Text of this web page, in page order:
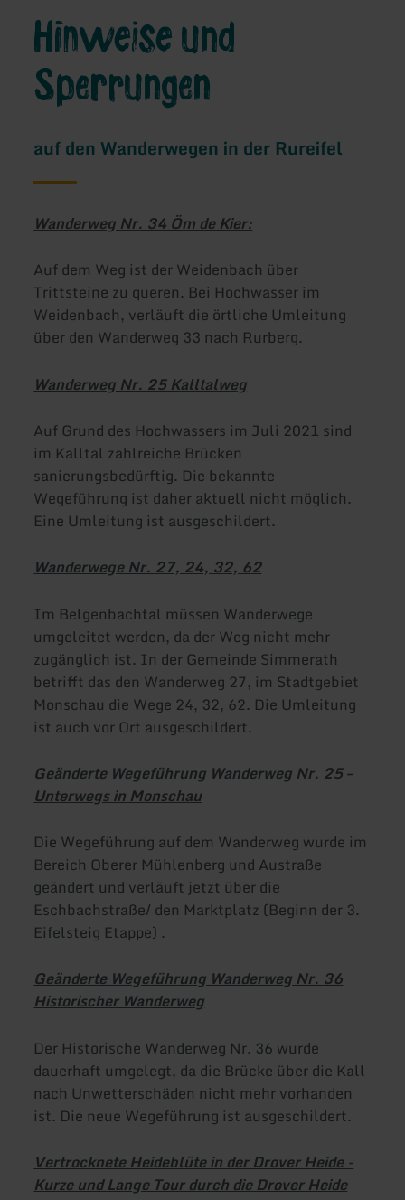
Hinweise und
Sperrungen
auf den Wanderwegen in der Rureifel
Wanderweg Nr. 34 Öm de Kier:
Auf dem Weg ist der Weidenbach über
Trittsteine zu queren. Bei Hochwasser im
Weidenbach, verläuft die örtliche Umleitung
über den Wanderweg 33 nach Rurberg.
Wanderweg Nr. 25 Kalltalweg
Auf Grund des Hochwassers im Juli 2021 sind
im Kalltal zahlreiche Brücken
sanierungsbedürftig. Die bekannte
Wegeführung ist daher aktuell nicht möglich.
Eine Umleitung ist ausgeschildert.
Wanderwege Nr. 27, 24, 32, 62
Im Belgenbachtal müssen Wanderwege
umgeleitet werden, da der Weg nicht mehr
zugänglich ist. In der Gemeinde Simmerath
betrifft das den Wanderweg 27, im Stadtgebiet
Monschau die Wege 24, 32, 62. Die Umleitung
ist auch vor Ort ausgeschildert.
Geänderte Wegeführung Wanderweg Nr. 25 –
Unterwegs in Monschau
Die Wegeführung auf dem Wanderweg wurde im
Bereich Oberer Mühlenberg und Austraße
geändert und verläuft jetzt über die
Eschbachstraße/ den Marktplatz (Beginn der 3.
Eifelsteig Etappe) .
Geänderte Wegeführung Wanderweg Nr. 36
Historischer Wanderweg
Der Historische Wanderweg Nr. 36 wurde
dauerhaft umgelegt, da die Brücke über die Kall
nach Unwetterschäden nicht mehr vorhanden
ist. Die neue Wegeführung ist ausgeschildert.
Vertrocknete Heideblüte in der Drover Heide -
Kurze und Lange Tour durch die Drover Heide